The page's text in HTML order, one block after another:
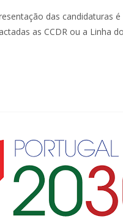
das candidaturas
as CCDR ou a Linha